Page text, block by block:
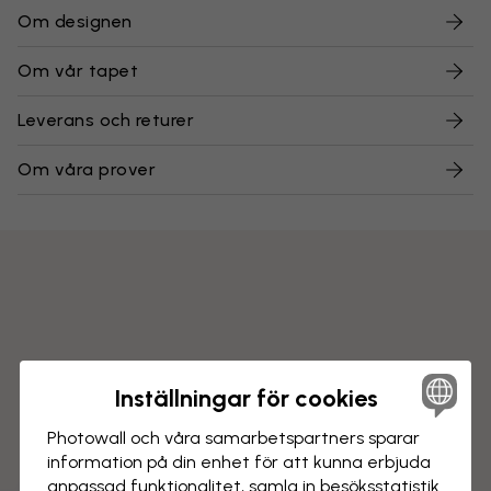
Om designen
Om vår tapet
Leverans och returer
Om våra prover
Inställningar för cookies
Photowall och våra samarbets­partners sparar
information på din enhet för att kunna erbjuda
anpassad funktionalitet, samla in besöks­statistik